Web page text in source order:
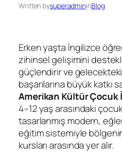
Written bysuperadmininBlog
Erken yaşta İngilizce
zihinsel gelişimini
güçlendirir ve
başarılarına büyük katkı
Amerikan Kültür Çocuk
4–12 yaş arasındaki
tasarlanmış modern,
eğitim sistemiyle
kursları arasında yer alır.